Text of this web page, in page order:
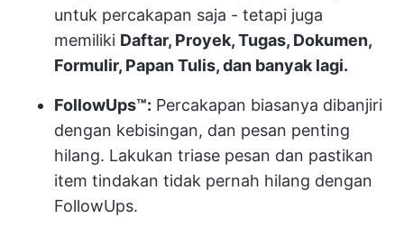
untuk percakapan saja - tetapi juga
memiliki Daftar, Proyek, Tugas, Dokumen,
Formulir, Papan Tulis, dan banyak lagi.
FollowUps™: Percakapan biasanya dibanjiri
dengan kebisingan, dan pesan penting
hilang. Lakukan triase pesan dan pastikan
item tindakan tidak pernah hilang dengan
FollowUps.